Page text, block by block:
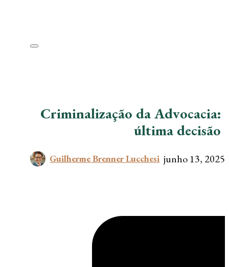
Criminalização da Advocacia:
última decisão
Guilherme Brenner Lucchesi junho 13, 2025